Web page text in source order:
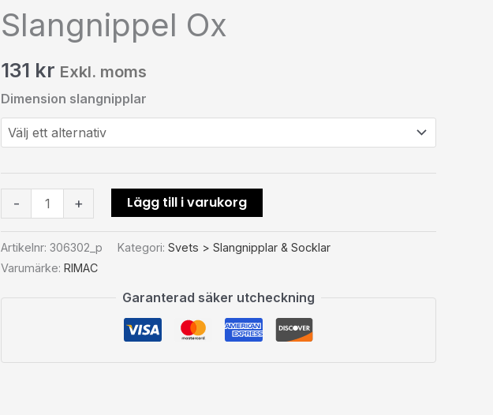
Slangnippel Ox
131 kr Exkl. moms
Dimension slangnipplar
-
mängd
+ Lägg till i varukorg
Artikelnr: 306302_p Kategori: Svets > Slangnipplar & Socklar
Varumärke: RIMAC
Garanterad säker utcheckning